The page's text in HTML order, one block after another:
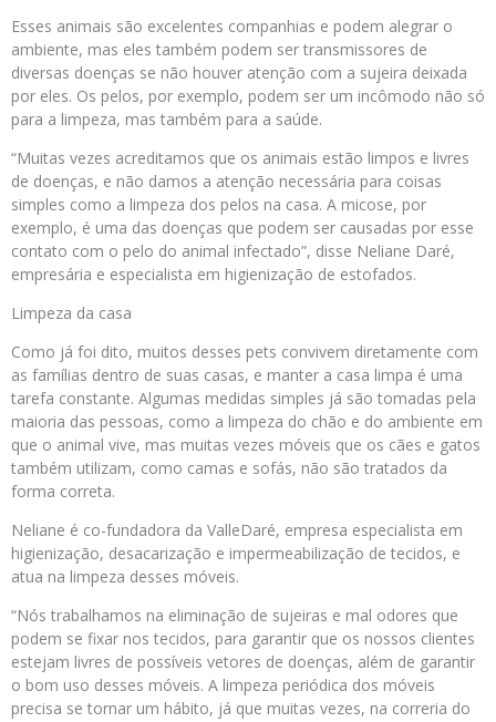
Esses animais são excelentes companhias e podem alegrar o
ambiente, mas eles também podem ser transmissores de
diversas doenças se não houver atenção com a sujeira deixada
por eles. Os pelos, por exemplo, podem ser um incômodo não só
para a limpeza, mas também para a saúde.
“Muitas vezes acreditamos que os animais estão limpos e livres
de doenças, e não damos a atenção necessária para coisas
simples como a limpeza dos pelos na casa. A micose, por
exemplo, é uma das doenças que podem ser causadas por esse
contato com o pelo do animal infectado”, disse Neliane Daré,
empresária e especialista em higienização de estofados.
Limpeza da casa
Como já foi dito, muitos desses pets convivem diretamente com
as famílias dentro de suas casas, e manter a casa limpa é uma
tarefa constante. Algumas medidas simples já são tomadas pela
maioria das pessoas, como a limpeza do chão e do ambiente em
que o animal vive, mas muitas vezes móveis que os cães e gatos
também utilizam, como camas e sofás, não são tratados da
forma correta.
Neliane é co-fundadora da ValleDaré, empresa especialista em
higienização, desacarização e impermeabilização de tecidos, e
atua na limpeza desses móveis.
“Nós trabalhamos na eliminação de sujeiras e mal odores que
podem se fixar nos tecidos, para garantir que os nossos clientes
estejam livres de possíveis vetores de doenças, além de garantir
o bom uso desses móveis. A limpeza periódica dos móveis
precisa se tornar um hábito, já que muitas vezes, na correria do